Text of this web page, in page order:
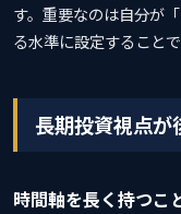
す。重要なのは自分が
る水準に設定することで
長期投資視点が
時間軸を長く持つこ